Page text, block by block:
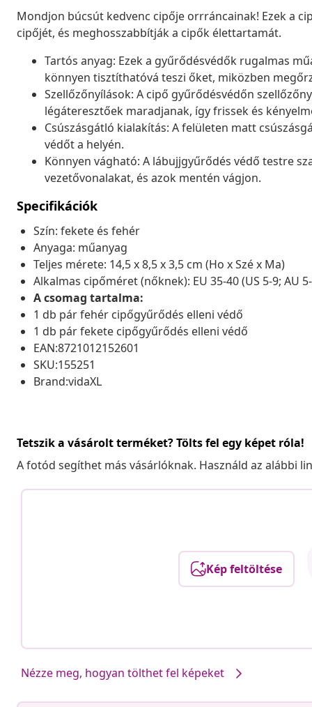
Mondjon búcsút kedvenc cipője orrráncainak! Ezek a
cipőjét, és meghosszabbítják a cipők élettartamát.
Tartós anyag: Ezek a gyűrődésvédők rugalmas
könnyen tisztíthatóvá teszi őket, miközben
Szellőzőnyílások: A cipő gyűrődésvédőn
légáteresztőek maradjanak, így frissek és
Csúszásgátló kialakítás: A felületen matt
védőt a helyén.
Könnyen vágható: A lábujjgyűrődés védő testre
vezetővonalakat, és azok mentén vágjon.
Specifikációk
Szín: fekete és fehér
Anyaga: műanyag
Teljes mérete: 14,5 x 8,5 x 3,5 cm (Ho x Szé x Ma)
Alkalmas cipőméret (nőknek): EU 35-40 (US 5-9; AU
A csomag tartalma:
1 db pár fehér cipőgyűrődés elleni védő
1 db pár fekete cipőgyűrődés elleni védő
EAN:8721012152601
SKU:155251
Brand:vidaXL
Tetszik a vásárolt terméket? Tölts fel egy képet róla!
A fotód segíthet más vásárlóknak. Használd az alábbi
Kép feltöltése
Nézze meg, hogyan tölthet fel képeket